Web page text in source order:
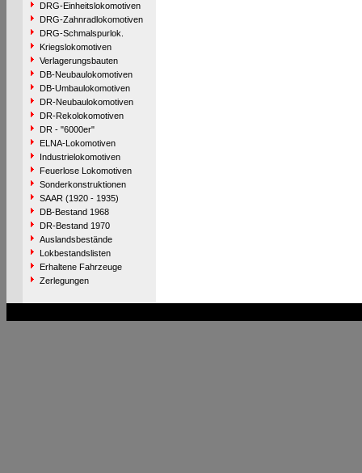
DRG-Einheitslokomotiven
DRG-Zahnradlokomotiven
DRG-Schmalspurlok.
Kriegslokomotiven
Verlagerungsbauten
DB-Neubaulokomotiven
DB-Umbaulokomotiven
DR-Neubaulokomotiven
DR-Rekolokomotiven
DR - "6000er"
ELNA-Lokomotiven
Industrielokomotiven
Feuerlose Lokomotiven
Sonderkonstruktionen
SAAR (1920 - 1935)
DB-Bestand 1968
DR-Bestand 1970
Auslandsbestände
Lokbestandslisten
Erhaltene Fahrzeuge
Zerlegungen